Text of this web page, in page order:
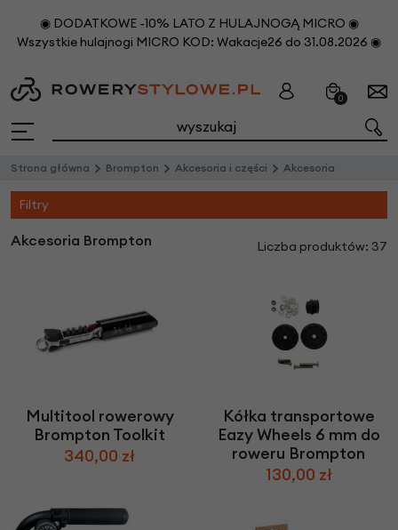
◉ DODATKOWE -10% LATO Z HULAJNOGĄ MICRO ◉
Wszystkie hulajnogi MICRO KOD: Wakacje26 do 31.08.2026 ◉
0
Strona główna Brompton Akcesoria i części Akcesoria
Filtry
Akcesoria Brompton Liczba produktów: 37
Multitool rowerowy
Brompton Toolkit
340,00 zł
Kółka transportowe
Eazy Wheels 6 mm do
roweru Brompton
130,00 zł